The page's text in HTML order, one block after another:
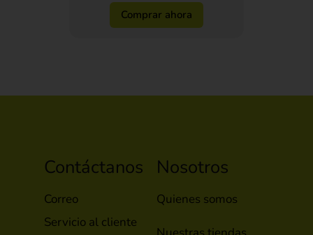
Comprar ahora
Contáctanos
Correo
Servicio al cliente
Nosotros
Quienes somos